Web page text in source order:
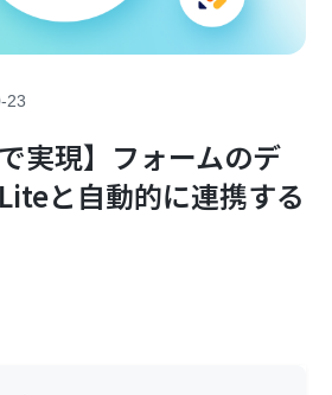
23
実現】フォームのデ
と自動的に連携する